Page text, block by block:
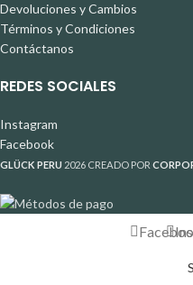
Devoluciones y Cambios
Términos y Condiciones
Contáctanos
REDES SOCIALES
Instagram
Facebook
GLÜCK PERU 2026 CREADO POR